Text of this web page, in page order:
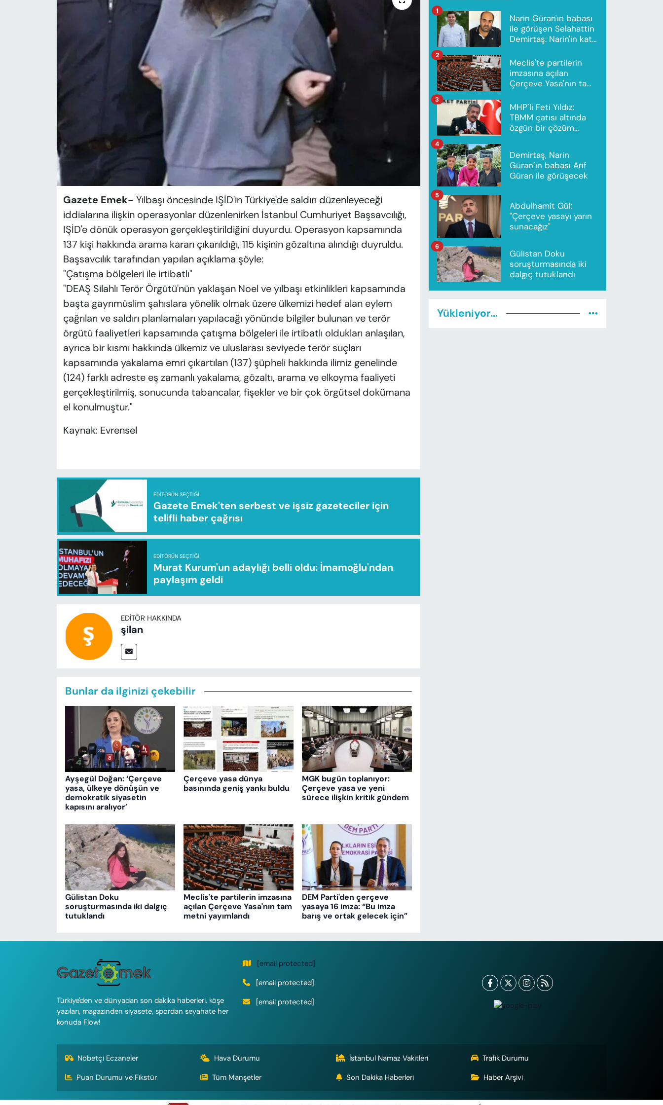
Gazete Emek- Yılbaşı öncesinde IŞİD'in Türkiye'de saldırı düzenleyeceği
iddialarına ilişkin operasyonlar düzenlenirken İstanbul Cumhuriyet Başsavcılığı,
IŞİD'e dönük operasyon gerçekleştirildiğini duyurdu. Operasyon kapsamında
137 kişi hakkında arama kararı çıkarıldığı, 115 kişinin gözaltına alındığı duyruldu.
Başsavcılık tarafından yapılan açıklama şöyle:
"Çatışma bölgeleri ile irtibatlı"
"DEAŞ Silahlı Terör Örgütü'nün yaklaşan Noel ve yılbaşı etkinlikleri kapsamında
başta gayrımüslim şahıslara yönelik olmak üzere ülkemizi hedef alan eylem
çağrıları ve saldırı planlamaları yapılacağı yönünde bilgiler bulunan ve terör
örgütü faaliyetleri kapsamında çatışma bölgeleri ile irtibatlı oldukları anlaşılan,
ayrıca bir kısmı hakkında ülkemiz ve uluslarası seviyede terör suçları
kapsamında yakalama emri çıkartılan (137) şüpheli hakkında ilimiz genelinde
(124) farklı adreste eş zamanlı yakalama, gözaltı, arama ve elkoyma faaliyeti
gerçekleştirilmiş, sonucunda tabancalar, fişekler ve bir çok örgütsel dokümana
el konulmuştur."
Kaynak: Evrensel
EDITÖRÜN SEÇTIĞI
Gazete Emek'ten serbest ve işsiz gazeteciler için
telifli haber çağrısı
EDITÖRÜN SEÇTIĞI
Murat Kurum'un adaylığı belli oldu: İmamoğlu'ndan
paylaşım geldi
EDITÖR HAKKINDA
şilan
Bunlar da ilginizi çekebilir
Ayşegül Doğan: ‘Çerçeve
yasa, ülkeye dönüşün ve
demokratik siyasetin
kapısını aralıyor’
Çerçeve yasa dünya
basınında geniş yankı buldu
MGK bugün toplanıyor:
Çerçeve yasa ve yeni
sürece ilişkin kritik gündem
Gülistan Doku
soruşturmasında iki dalgıç
tutuklandı
Meclis'te partilerin imzasına
açılan Çerçeve Yasa'nın tam
metni yayımlandı
DEM Parti'den çerçeve
yasaya 16 imza: “Bu imza
barış ve ortak gelecek için”
Narin Güran'ın babası
ile görüşen Selahattin
Demirtaş: Narin'in katili
1
Meclis'te partilerin
imzasına açılan
Çerçeve Yasa'nın tam
2
MHP’li Feti Yıldız:
TBMM çatısı altında
özgün bir çözüm
3
Demirtaş, Narin
Güran’ın babası Arif
Güran ile görüşecek
4
Abdulhamit Gül:
"Çerçeve yasayı yarın
sunacağız"
5
Gülistan Doku
soruşturmasında iki
dalgıç tutuklandı
6
Yükleniyor...
Türkiye'den ve dünyadan son dakika haberleri, köşe
yazıları, magazinden siyasete, spordan seyahate her
konuda Flow!
[email protected]
[email protected]
[email protected]
Nöbetçi Eczaneler Hava Durumu İstanbul Namaz Vakitleri
Trafik Durumu
Puan Durumu ve Fikstür
Tüm Manşetler Son Dakika Haberleri Haber Arşivi
KÜLTÜR-SANAT
ÖZEL HABER
YAZAR KÖŞESİ
SİYASET
VAN VE DİYARBAKIR HABERLERİ